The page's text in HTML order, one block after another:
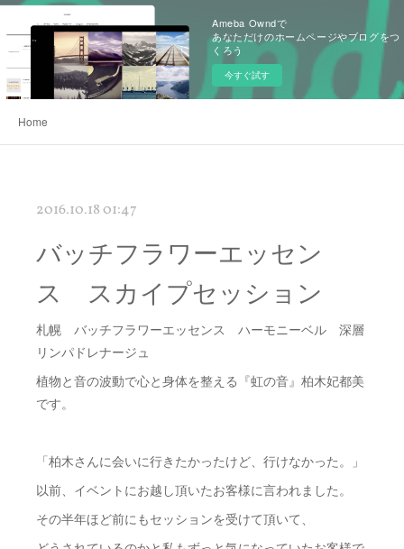
Ameba Owndで
あなただけのホームページやブログをつ
くろう
今すぐ試す
Home
2016.10.18 01:47
バッチフラワーエッセン
ス スカイプセッション
札幌 バッチフラワーエッセンス ハーモニーベル 深層
リンパドレナージュ
植物と音の波動で心と身体を整える『虹の音』柏木妃都美
です。
「柏木さんに会いに行きたかったけど、行けなかった。」
以前、イベントにお越し頂いたお客様に言われました。
その半年ほど前にもセッションを受けて頂いて、